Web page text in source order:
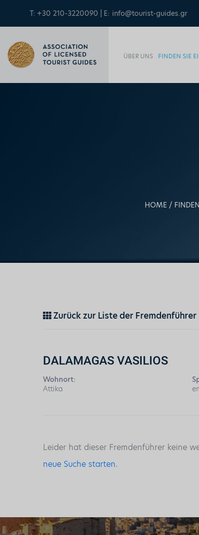
T: +30 210-3220090 | E: info@tourist-guides.gr
ÜBER UNS FINDEN SIE
HOME
Zurück zur Liste der Fremdenführer
DALAMAGAS VASILIOS
Wohnort:
Attika
Leider hat dieser Fremdenführer keine
neue Suche starten.